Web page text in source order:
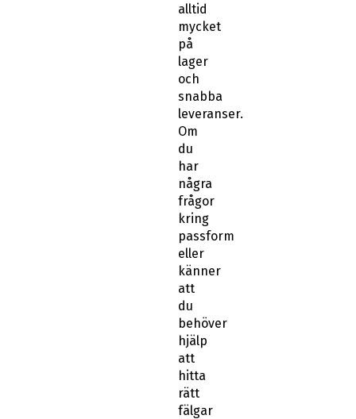
alltid
mycket
på
lager
och
snabba
leveranser.
Om
du
har
några
frågor
kring
passform
eller
känner
att
du
behöver
hjälp
att
hitta
rätt
fälgar